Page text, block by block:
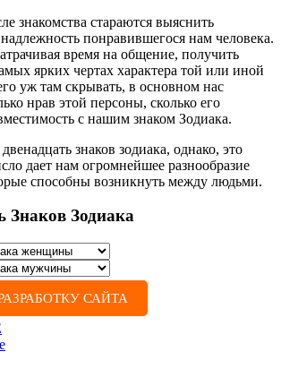
знакомства стараются выяснить
понравившегося нам человека.
время на общение, получить
ярких чертах характера той или иной
уж там скрывать, в основном нас
нрав этой персоны, сколько его
с нашим знаком Зодиака.
знаков зодиака, однако, это
дает нам огромнейшее разнообразие
способны возникнуть между людьми.
Знаков Зодиака
САЙТА